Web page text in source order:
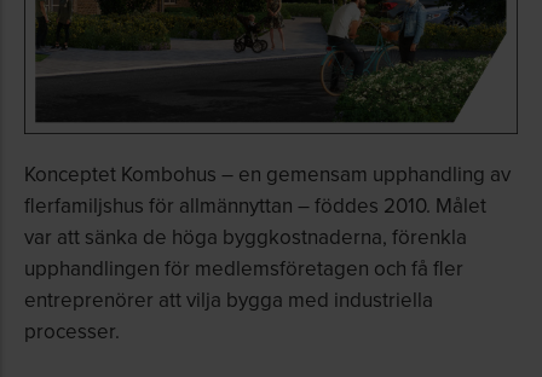
Konceptet Kombohus – en gemensam upphandling av
flerfamiljshus för allmännyttan – föddes 2010. Målet
var att sänka de höga byggkostnaderna, förenkla
upphandlingen för medlemsföretagen och få fler
entreprenörer att vilja bygga med industriella
processer.